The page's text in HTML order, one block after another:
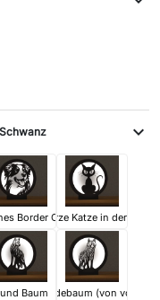
expand_more
heult
Border Collie
Schwarze Katze in der Lampe
BaumHundebaum (von vorne)